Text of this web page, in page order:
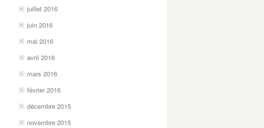
juillet 2016
juin 2016
mai 2016
avril 2016
mars 2016
février 2016
décembre 2015
novembre 2015